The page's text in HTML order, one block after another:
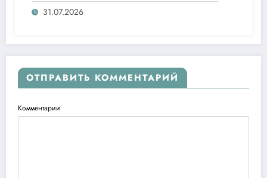
ташаббусларини тақдим этди
31.07.2026
ОТПРАВИТЬ КОММЕНТАРИЙ
Комментарии